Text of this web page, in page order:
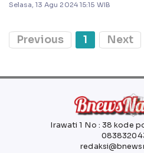
Selasa, 13 Agu 2024 15:15 WIB
Previous 1 Next
Irawati 1 No : 38 kode